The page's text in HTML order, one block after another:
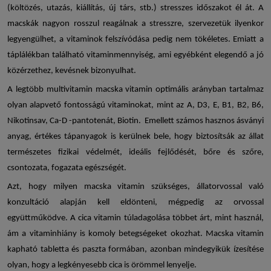
(költözés, utazás, kiállítás, új társ, stb.) stresszes időszakot él át. A
macskák nagyon rosszul reagálnak a stresszre, szervezetük ilyenkor
legyengülhet, a vitaminok felszívódása pedig nem tökéletes. Emiatt a
táplálékban található vitaminmennyiség, ami egyébként elegendő a jó
közérzethez, kevésnek bizonyulhat.
A legtöbb multivitamin macska vitamin optimális arányban tartalmaz
olyan alapvető fontosságú vitaminokat, mint az A, D3, E, B1, B2, B6,
Nikotinsav, Ca-D -pantotenát, Biotin. Emellett számos hasznos ásványi
anyag, értékes tápanyagok is kerülnek bele, hogy biztosítsák az állat
természetes fizikai védelmét, ideális fejlődését, bőre és szőre,
csontozata, fogazata egészségét.
Azt, hogy milyen macska vitamin szükséges, állatorvossal való
konzultáció alapján kell eldönteni, mégpedig az orvossal
együttműködve. Acica vitamin túladagolása többet árt, mint használ,
ám a vitaminhiány is komoly betegségeket okozhat. Macska vitamin
kapható tabletta és paszta formában, azonban mindegyikük ízesítése
olyan, hogy a legkényesebb cica is örömmel lenyelje.